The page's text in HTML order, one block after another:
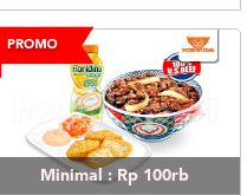
Minimal : Rp 100rb